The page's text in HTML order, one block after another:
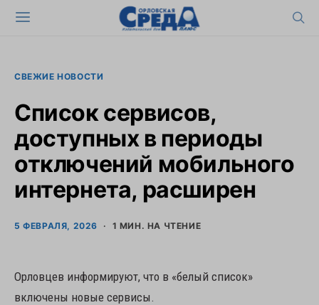
СВЕЖИЕ НОВОСТИ
Список сервисов,
доступных в периоды
отключений мобильного
интернета, расширен
5 ФЕВРАЛЯ, 2026 1 МИН. НА ЧТЕНИЕ
Орловцев информируют, что в «белый список»
включены новые сервисы.